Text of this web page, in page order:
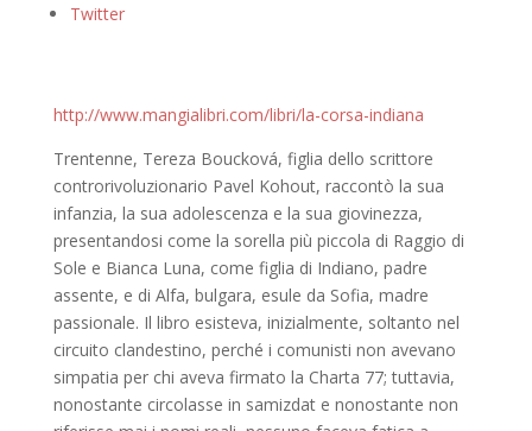
Twitter
http://www.mangialibri.com/libri/la-corsa-indiana
Trentenne, Tereza Boucková, figlia dello scrittore
controrivoluzionario Pavel Kohout, raccontò la sua
infanzia, la sua adolescenza e la sua giovinezza,
presentandosi come la sorella più piccola di Raggio di
Sole e Bianca Luna, come figlia di Indiano, padre
assente, e di Alfa, bulgara, esule da Sofia, madre
passionale. Il libro esisteva, inizialmente, soltanto nel
circuito clandestino, perché i comunisti non avevano
simpatia per chi aveva firmato la Charta 77; tuttavia,
nonostante circolasse in samizdat e nonostante non